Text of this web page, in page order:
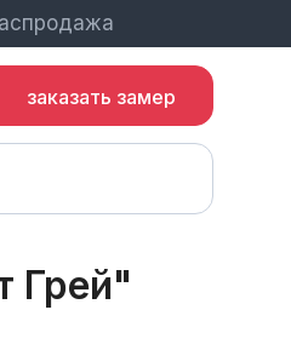
заказать замер
Грей"